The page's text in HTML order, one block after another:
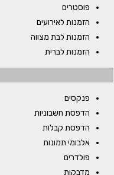
פוסטרים
הזמנות לאירועים
הזמנות לבת מצווה
הזמנות לברית
פנקסים
הדפסת חשבוניות
הדפסת קבלות
אלבומי תמונות
פולדרים
מדבקות